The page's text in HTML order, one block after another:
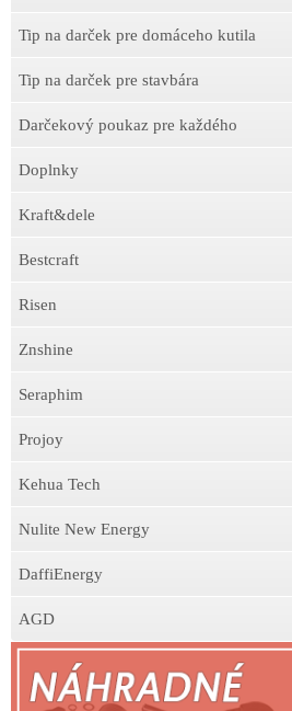
Tip na darček pre domáceho kutila
Tip na darček pre stavbára
Darčekový poukaz pre každého
Doplnky
Kraft&dele
Bestcraft
Risen
Znshine
Seraphim
Projoy
Kehua Tech
Nulite New Energy
DaffiEnergy
AGD